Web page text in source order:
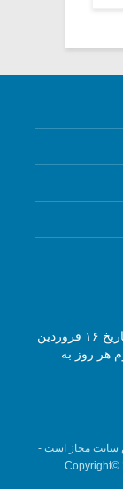
مجله آنلاین موسیقی «گفتگوی هارمونیک»، از تاریخ ۱۶ فروردین
هر روز به
سایت مجاز است -
Copyright©